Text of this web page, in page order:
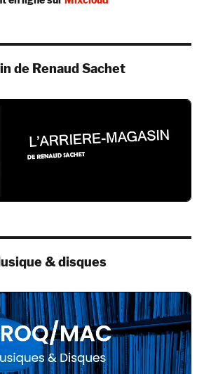
de Renaud Sachet
& disques